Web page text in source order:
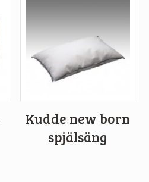
Kudde new born
spjälsäng